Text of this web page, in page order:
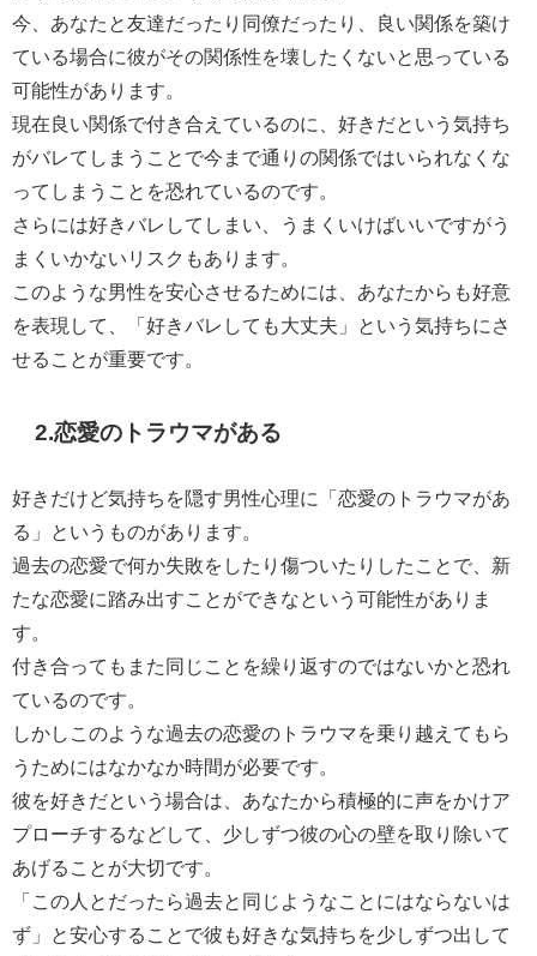
今、あなたと友達だったり同僚だったり、良い関係を築け
ている場合に彼がその関係性を壊したくないと思っている
可能性があります。
現在良い関係で付き合えているのに、好きだという気持ち
がバレてしまうことで今まで通りの関係ではいられなくな
ってしまうことを恐れているのです。
さらには好きバレしてしまい、うまくいけばいいですがう
まくいかないリスクもあります。
このような男性を安心させるためには、あなたからも好意
を表現して、「好きバレしても大丈夫」という気持ちにさ
せることが重要です。
2.恋愛のトラウマがある
好きだけど気持ちを隠す男性心理に「恋愛のトラウマがあ
る」というものがあります。
過去の恋愛で何か失敗をしたり傷ついたりしたことで、新
たな恋愛に踏み出すことができなという可能性がありま
す。
付き合ってもまた同じことを繰り返すのではないかと恐れ
ているのです。
しかしこのような過去の恋愛のトラウマを乗り越えてもら
うためにはなかなか時間が必要です。
彼を好きだという場合は、あなたから積極的に声をかけア
プローチするなどして、少しずつ彼の心の壁を取り除いて
あげることが大切です。
「この人とだったら過去と同じようなことにはならないは
ず」と安心することで彼も好きな気持ちを少しずつ出して